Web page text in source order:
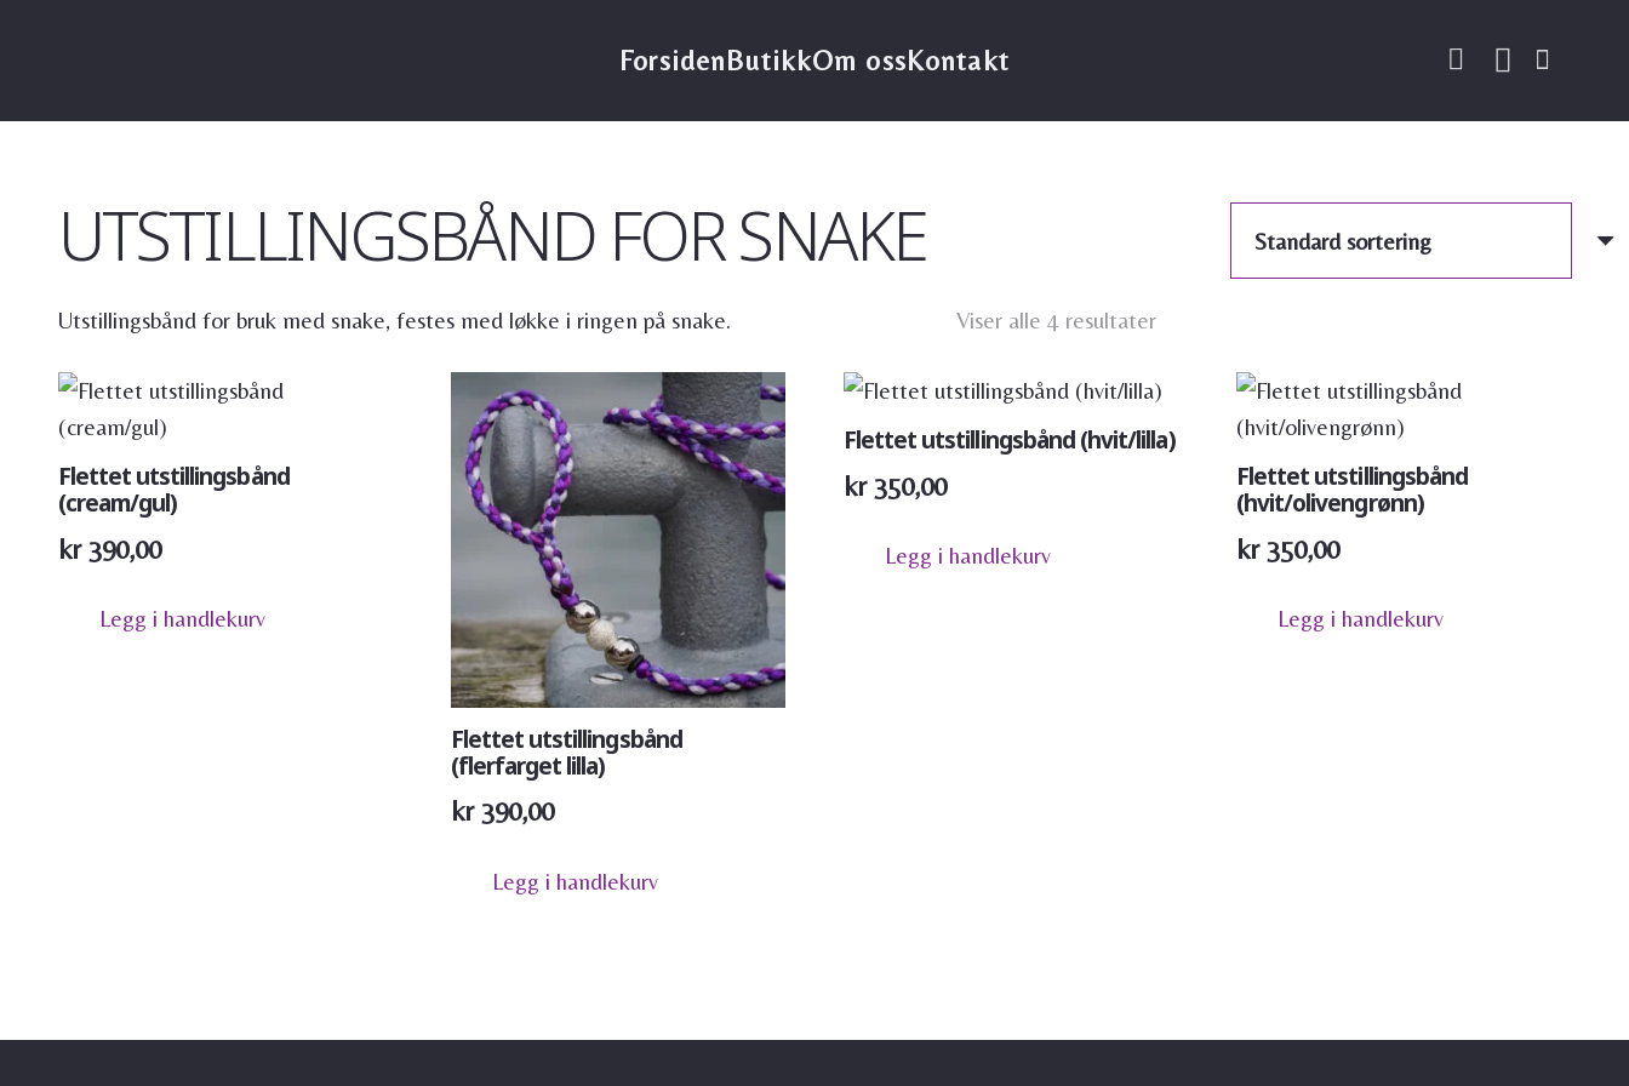
ForsidenButikkOm ossKontakt
UTSTILLINGSBÅND FOR SNAKE
Utstillingsbånd for bruk med snake, festes med løkke i ringen på snake. Viser alle 4 resultater
Flettet utstillingsbånd
(cream/gul)
kr390,00
Legg i handlekurv
Flettet utstillingsbånd
(flerfarget lilla)
kr390,00
Legg i handlekurv
Flettet utstillingsbånd (hvit/lilla)
kr350,00
Legg i handlekurv
Flettet utstillingsbånd
(hvit/olivengrønn)
kr350,00
Legg i handlekurv